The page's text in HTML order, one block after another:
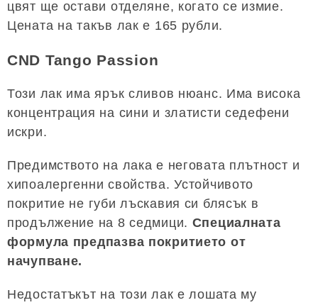
цвят ще остави отделяне, когато се измие.
Цената на такъв лак е 165 рубли.
CND Tango Passion
Този лак има ярък сливов нюанс. Има висока
концентрация на сини и златисти седефени
искри.
Предимството на лака е неговата плътност и
хипоалергенни свойства. Устойчивото
покритие не губи лъскавия си блясък в
продължение на 8 седмици. Специалната
формула предпазва покритието от
начупване.
Недостатъкът на този лак е лошата му